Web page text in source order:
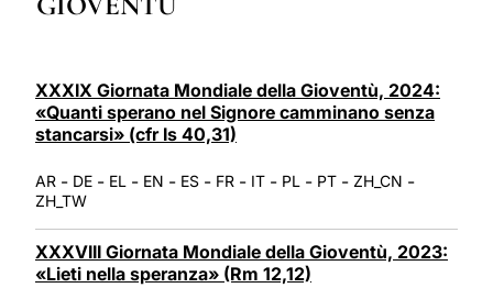
XXXIX Giornata Mondiale della Gioventù, 2024:
«Quanti sperano nel Signore camminano senza
stancarsi» (cfr Is 40,31)
AR - DE - EL - EN - ES - FR - IT - PL - PT - ZH_CN -
ZH_TW
XXXVIII Giornata Mondiale della Gioventù, 2023:
«Lieti nella speranza» (Rm 12,12)